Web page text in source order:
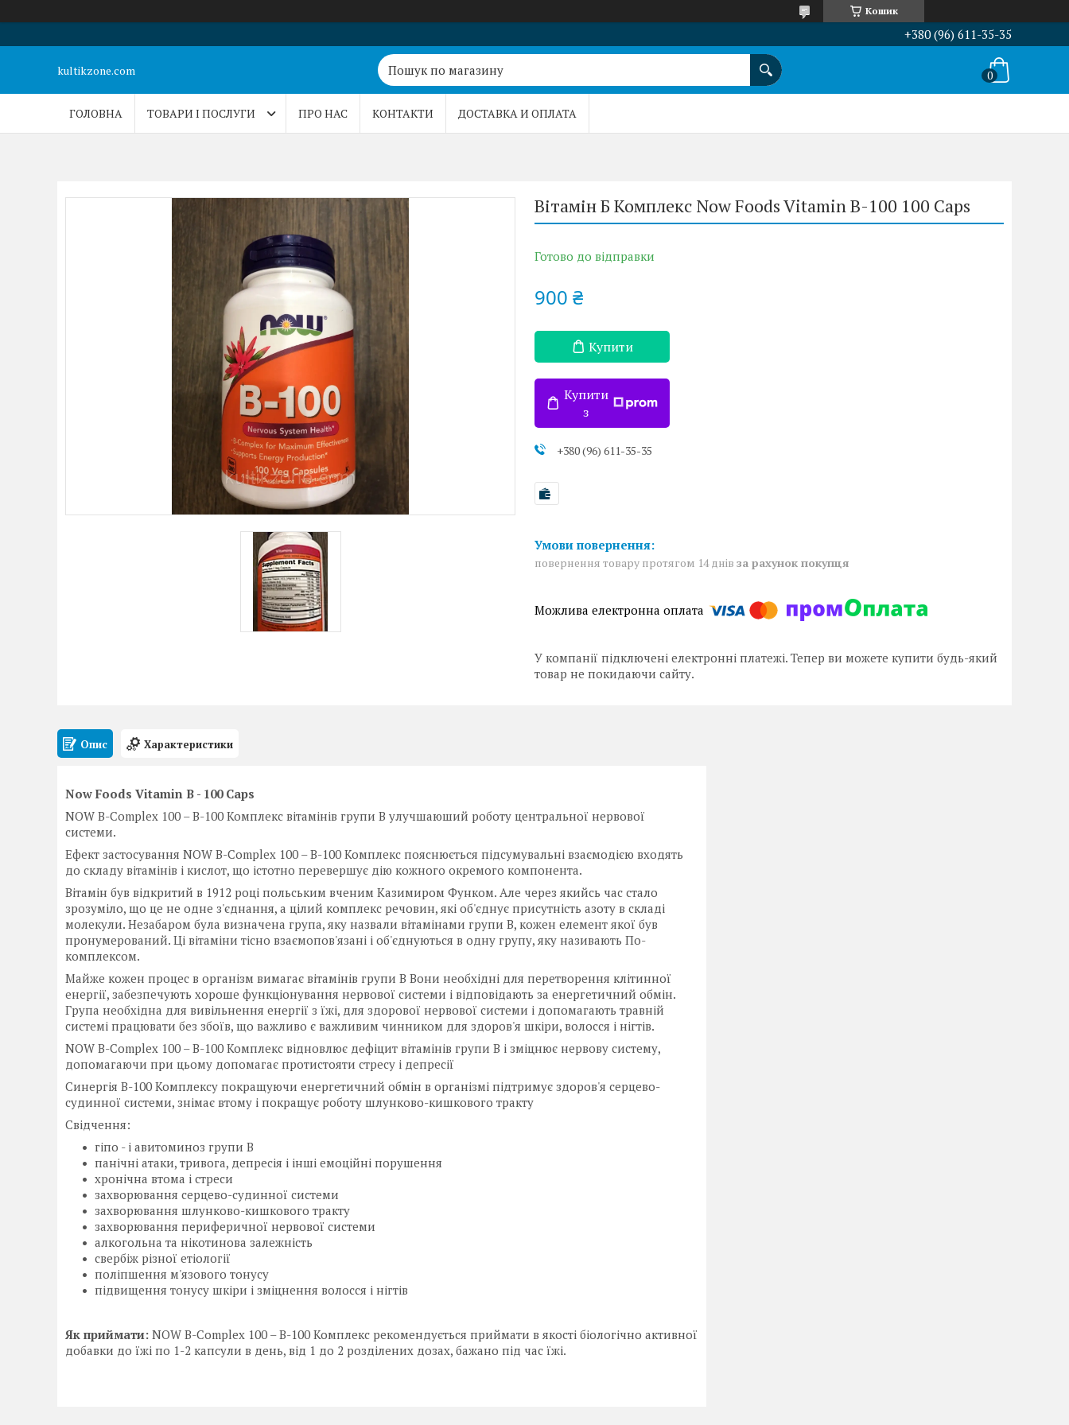
Кошик
+380 (96) 611-35-35
kultikzone.com
ГОЛОВНА ТОВАРИ І ПОСЛУГИ ПРО НАС КОНТАКТИ ДОСТАВКА И ОПЛАТА
Вітамін Б Комплекс Now Foods Vitamin B-100 100 Caps
Готово до відправки
900 ₴
Купити
Купити
з
+380 (96) 611-35-35
повернення товару протягом 14 днів за рахунок покупця
У компанії підключені електронні платежі. Тепер ви можете купити будь-який
товар не покидаючи сайту.
Опис Характеристики
Now Foods Vitamin B - 100 Caps
NOW B-Complex 100 – В-100 Комплекс вітамінів групи В улучшаюший роботу центральної нервової
системи.
Ефект застосування NOW B-Complex 100 – В-100 Комплекс пояснюється підсумувальні взаємодією входять
до складу вітамінів і кислот, що істотно перевершує дію кожного окремого компонента.
Вітамін був відкритий в 1912 році польським вченим Казимиром Функом. Але через якийсь час стало
зрозуміло, що це не одне з'єднання, а цілий комплекс речовин, які об'єднує присутність азоту в складі
молекули. Незабаром була визначена група, яку назвали вітамінами групи В, кожен елемент якої був
пронумерований. Ці вітаміни тісно взаємопов'язані і об'єднуються в одну групу, яку називають По-
комплексом.
Майже кожен процес в організм вимагає вітамінів групи В Вони необхідні для перетворення клітинної
енергії, забезпечують хороше функціонування нервової системи і відповідають за енергетичний обмін.
Група необхідна для вивільнення енергії з їжі, для здорової нервової системи і допомагають травній
системі працювати без збоїв, що важливо є важливим чинником для здоров'я шкіри, волосся і нігтів.
NOW B-Complex 100 – В-100 Комплекс відновлює дефіцит вітамінів групи В і зміцнює нервову систему,
допомагаючи при цьому допомагає протистояти стресу і депресії
Синергія В-100 Комплексу покращуючи енергетичний обмін в організмі підтримує здоров'я серцево-
судинної системи, знімає втому і покращує роботу шлунково-кишкового тракту
Свідчення:
гіпо - і авитоминоз групи В
панічні атаки, тривога, депресія і інші емоційні порушення
хронічна втома і стреси
захворювання серцево-судинної системи
захворювання шлунково-кишкового тракту
захворювання периферичної нервової системи
алкогольна та нікотинова залежність
свербіж різної етіології
поліпшення м'язового тонусу
підвищення тонусу шкіри і зміцнення волосся і нігтів
Як приймати: NOW B-Complex 100 – В-100 Комплекс рекомендується приймати в якості біологічно активної
добавки до їжі по 1-2 капсули в день, від 1 до 2 розділених дозах, бажано під час їжі.